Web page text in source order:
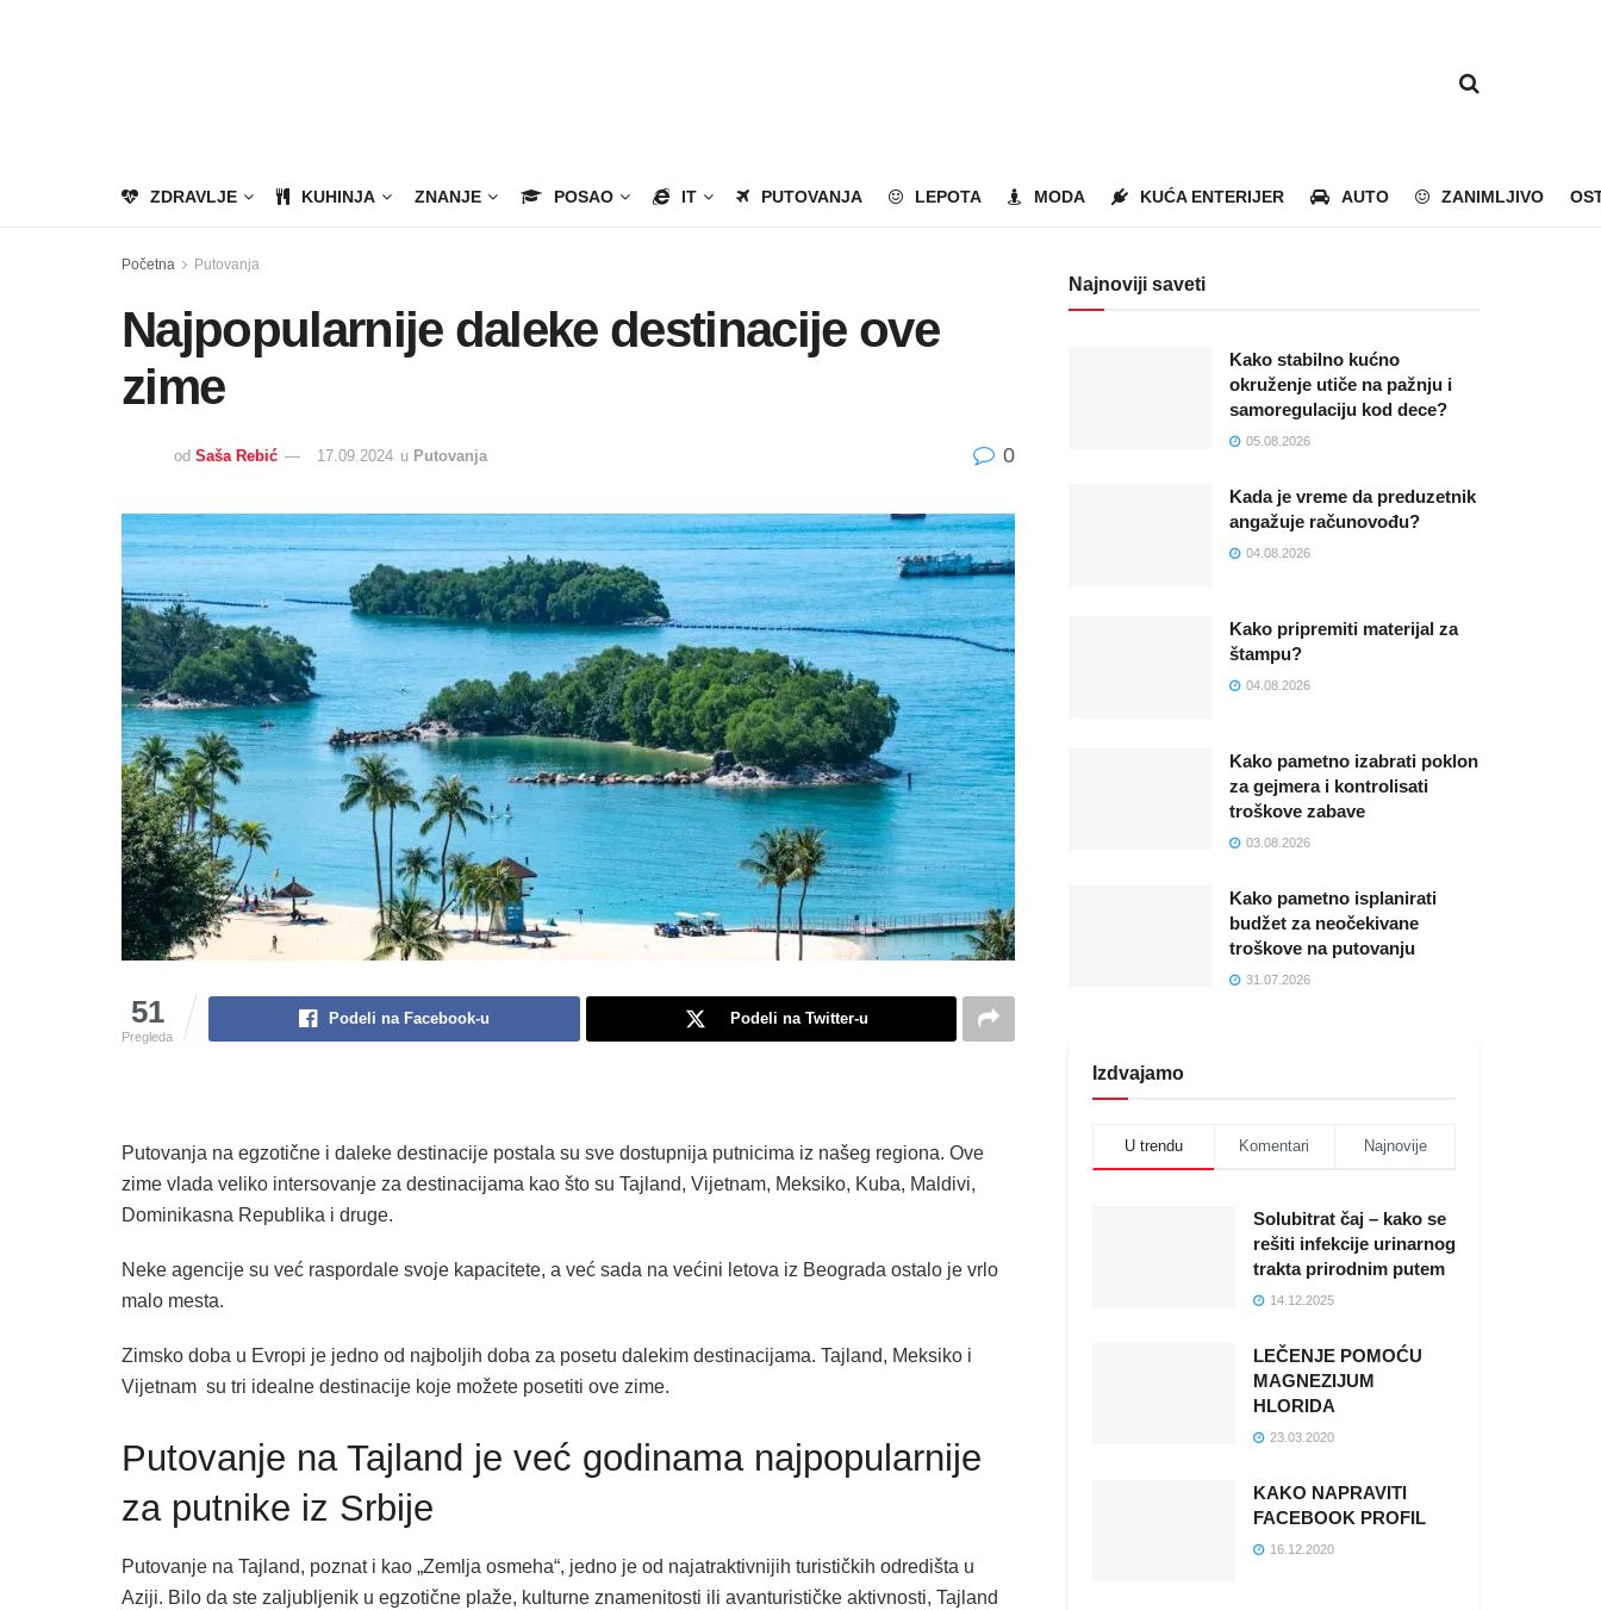
ZDRAVLJE KUHINJA ZNANJE POSAO IT PUTOVANJA LEPOTA MODA KUĆA ENTERIJER AUTO ZANIMLJIVO
Početna Putovanja
Najpopularnije daleke destinacije ove
zime
od Saša Rebić 17.09.2024 u Putovanja 0
51
Pregleda
Podeli na Facebook-u Podeli na Twitter-u
Putovanja na egzotične i daleke destinacije postala su sve dostupnija putnicima iz našeg regiona. Ove
zime vlada veliko intersovanje za destinacijama kao što su Tajland, Vijetnam, Meksiko, Kuba, Maldivi,
Dominikasna Republika i druge.
Neke agencije su već raspordale svoje kapacitete, a već sada na većini letova iz Beograda ostalo je vrlo
malo mesta.
Zimsko doba u Evropi je jedno od najboljih doba za posetu dalekim destinacijama. Tajland, Meksiko i
Vijetnam su tri idealne destinacije koje možete posetiti ove zime.
Putovanje na Tajland je već godinama najpopularnije
za putnike iz Srbije
Putovanje na Tajland, poznat i kao „Zemlja osmeha“, jedno je od najatraktivnijih turističkih odredišta u
Aziji. Bilo da ste zaljubljenik u egzotične plaže, kulturne znamenitosti ili avanturističke aktivnosti, Tajland
Najnoviji saveti
Kako stabilno kućno
okruženje utiče na pažnju i
samoregulaciju kod dece?
05.08.2026
Kada je vreme da preduzetnik
angažuje računovođu?
04.08.2026
Kako pripremiti materijal za
štampu?
04.08.2026
Kako pametno izabrati poklon
za gejmera i kontrolisati
troškove zabave
03.08.2026
Kako pametno isplanirati
budžet za neočekivane
troškove na putovanju
31.07.2026
Izdvajamo
U trendu Komentari Najnovije
Solubitrat čaj – kako se
rešiti infekcije urinarnog
trakta prirodnim putem
14.12.2025
LEČENJE POMOĆU
MAGNEZIJUM
HLORIDA
23.03.2020
KAKO NAPRAVITI
FACEBOOK PROFIL
16.12.2020